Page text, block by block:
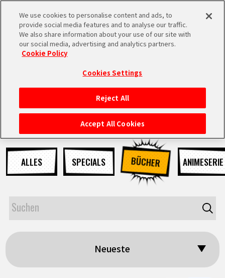
MEN
STARTSEITE
NEUES
HIGHLIGHTS
VIDEOS
SPECIALS
NEUES
ALLES SPECIALS BÜCHER ANIMESERIE
Neueste
We use cookies to personalise content and ads, to
provide social media features and to analyse our traffic.
We also share information about your use of our site with
our social media, advertising and analytics partners.
Cookie Policy
Cookies Settings
Reject All
Accept All Cookies